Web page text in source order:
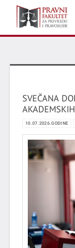
SVEČANA
10.07.2026.GODINE